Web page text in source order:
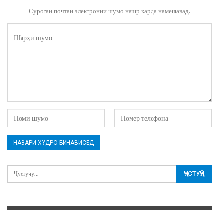
Суроғаи почтаи электронии шумо нашр карда намешавад.